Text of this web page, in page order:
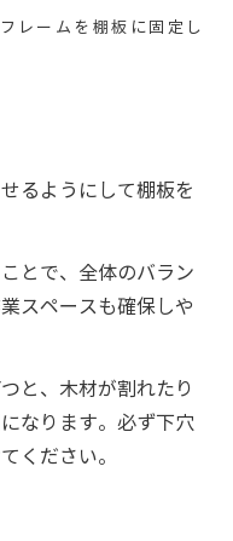
レームを棚板に固定し
るようにして棚板を
とで、全体のバラン
スペースも確保しや
と、木材が割れたり
なります。必ず下穴
ください。